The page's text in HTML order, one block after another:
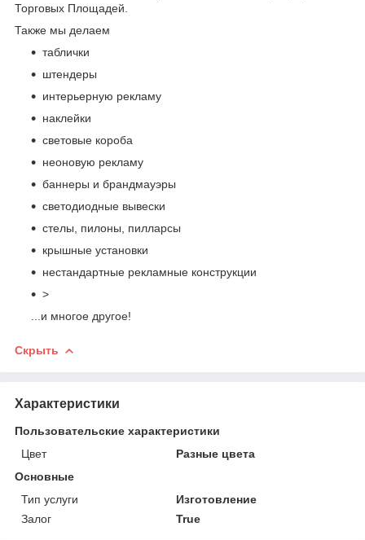
Торговых Площадей.
Также мы делаем
таблички
штендеры
интерьерную рекламу
наклейки
световые короба
неоновую рекламу
баннеры и брандмауэры
светодиодные вывески
стелы, пилоны, пилларсы
крышные установки
нестандартные рекламные конструкции
>
...и многое другое!
Скрыть
Характеристики
Пользовательские характеристики
Цвет
Разные цвета
Основные
Тип услуги
Изготовление
Залог
True